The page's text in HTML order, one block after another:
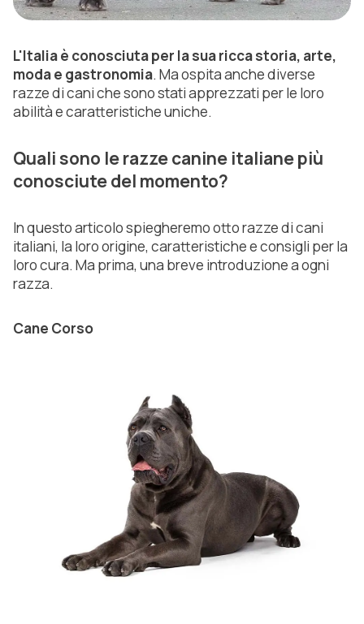
L'Italia è conosciuta per la sua ricca storia, arte,
moda e gastronomia. Ma ospita anche diverse
razze di cani che sono stati apprezzati per le loro
abilità e caratteristiche uniche.
Quali sono le razze canine italiane più
conosciute del momento?
In questo articolo spiegheremo otto razze di cani
italiani, la loro origine, caratteristiche e consigli per la
loro cura. Ma prima, una breve introduzione a ogni
razza.
Cane Corso